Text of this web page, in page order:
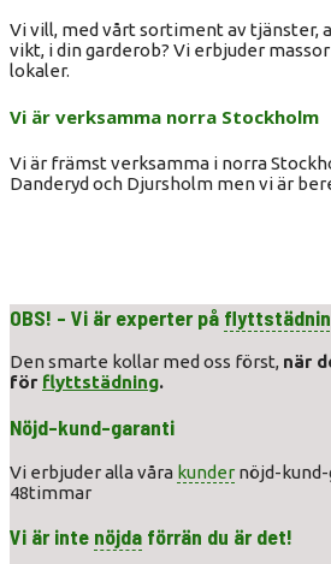
Vi vill, med vårt sortiment av tjänster,
vikt, i din garderob? Vi erbjuder
lokaler.
Vi är verksamma norra Stockholm
Vi är främst verksamma i norra
Danderyd och Djursholm men vi är
OBS! - Vi är experter på
Den smarte kollar med oss först, när
för flyttstädning.
Nöjd-kund-garanti
Vi erbjuder alla våra kunder nöjd-
48timmar
Vi är inte nöjda förrän du är det!